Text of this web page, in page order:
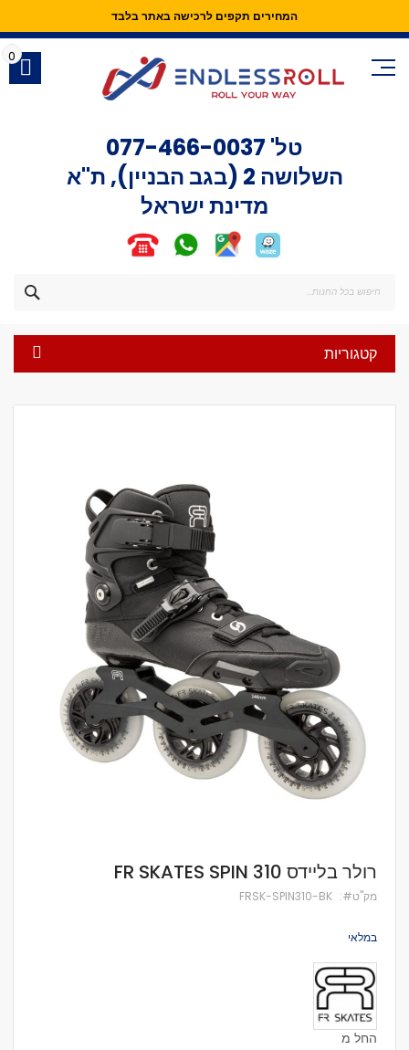
המחירים תקפים לרכישה באתר בלבד
Skip
Content
טל' 077-466-0037
השלושה 2 (בגב הבניין), ת"א
מדינת ישראל
0
קטגוריות
לדלג
להתחלה
של
רולר בליידס FR SKATES SPIN 310
מק''ט FRSK-SPIN310-BK
במלאי
החל מ